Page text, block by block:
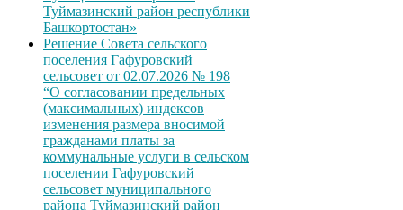
Туймазинский район республики
Башкортостан»
Решение Совета сельского
поселения Гафуровский
сельсовет от 02.07.2026 № 198
“О согласовании предельных
(максимальных) индексов
изменения размера вносимой
гражданами платы за
коммунальные услуги в сельском
поселении Гафуровский
сельсовет муниципального
района Туймазинский район